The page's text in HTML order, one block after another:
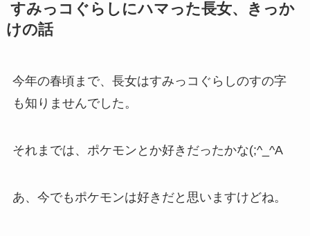
すみっコぐらしにハマった長女、きっか
けの話
今年の春頃まで、長女はすみっコぐらしのすの字
も知りませんでした。
それまでは、ポケモンとか好きだったかな(;^_^A
あ、今でもポケモンは好きだと思いますけどね。